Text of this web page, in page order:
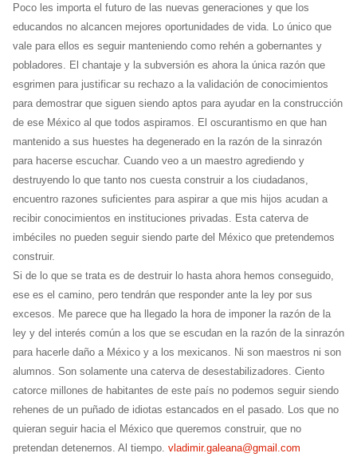
Poco les importa el futuro de las nuevas generaciones y que los
educandos no alcancen mejores oportunidades de vida. Lo único que
vale para ellos es seguir manteniendo como rehén a gobernantes y
pobladores. El chantaje y la subversión es ahora la única razón que
esgrimen para justificar su rechazo a la validación de conocimientos
para demostrar que siguen siendo aptos para ayudar en la construcción
de ese México al que todos aspiramos. El oscurantismo en que han
mantenido a sus huestes ha degenerado en la razón de la sinrazón
para hacerse escuchar. Cuando veo a un maestro agrediendo y
destruyendo lo que tanto nos cuesta construir a los ciudadanos,
encuentro razones suficientes para aspirar a que mis hijos acudan a
recibir conocimientos en instituciones privadas. Esta caterva de
imbéciles no pueden seguir siendo parte del México que pretendemos
construir.
Si de lo que se trata es de destruir lo hasta ahora hemos conseguido,
ese es el camino, pero tendrán que responder ante la ley por sus
excesos. Me parece que ha llegado la hora de imponer la razón de la
ley y del interés común a los que se escudan en la razón de la sinrazón
para hacerle daño a México y a los mexicanos. Ni son maestros ni son
alumnos. Son solamente una caterva de desestabilizadores. Ciento
catorce millones de habitantes de este país no podemos seguir siendo
rehenes de un puñado de idiotas estancados en el pasado. Los que no
quieran seguir hacia el México que queremos construir, que no
pretendan detenernos. Al tiempo. vladimir.galeana@gmail.com